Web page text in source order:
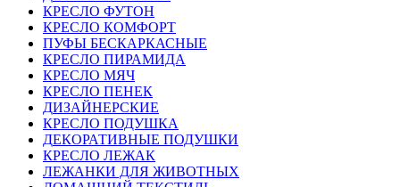
КРЕСЛО ФУТОН
КРЕСЛО КОМФОРТ
ПУФЫ БЕСКАРКАСНЫЕ
КРЕСЛО ПИРАМИДА
КРЕСЛО МЯЧ
КРЕСЛО ПЕНЕК
ДИЗАЙНЕРСКИЕ
КРЕСЛО ПОДУШКА
ДЕКОРАТИВНЫЕ ПОДУШКИ
КРЕСЛО ЛЕЖАК
ЛЕЖАНКИ ДЛЯ ЖИВОТНЫХ